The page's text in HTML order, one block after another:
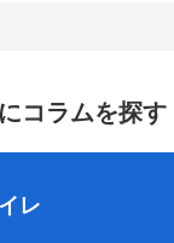
コラムを探す
レ